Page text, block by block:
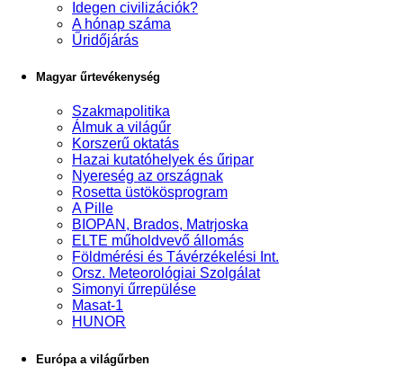
Idegen civilizációk?
A hónap száma
Űridőjárás
Magyar űrtevékenység
Szakmapolitika
Álmuk a világűr
Korszerű oktatás
Hazai kutatóhelyek és űripar
Nyereség az országnak
Rosetta üstökösprogram
A Pille
BIOPAN, Brados, Matrjoska
ELTE műholdvevő állomás
Földmérési és Távérzékelési Int.
Orsz. Meteorológiai Szolgálat
Simonyi űrrepülése
Masat-1
HUNOR
Európa a világűrben